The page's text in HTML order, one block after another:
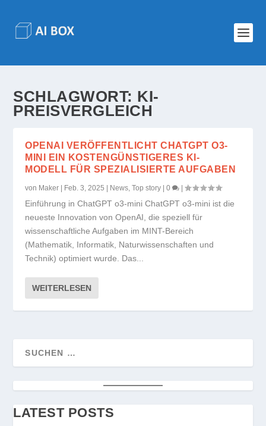
SCHLAGWORT: KI-
PREISVERGLEICH
OPENAI VERÖFFENTLICHT CHATGPT O3-
MINI EIN KOSTENGÜNSTIGERES KI-
MODELL FÜR SPEZIALISIERTE AUFGABEN
von Maker Feb. 3, 2025 News,Top story |0 |
Einführung in ChatGPT o3-mini ChatGPT o3-mini ist die
neueste Innovation von OpenAI, die speziell für
wissenschaftliche Aufgaben im MINT-Bereich
(Mathematik, Informatik, Naturwissenschaften und
Technik) optimiert wurde. Das...
WEITERLESEN
LATEST POSTS